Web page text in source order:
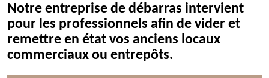
Notre entreprise de débarras intervient
pour les professionnels afin de vider et
remettre en état vos anciens locaux
commerciaux ou entrepôts.